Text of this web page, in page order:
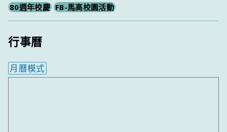
80週年校慶 FB-馬高校園活動
行事曆
月曆模式